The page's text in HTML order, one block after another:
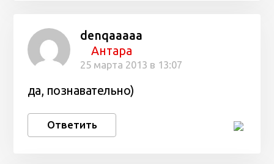
denqaaaaa
Антара
25 марта 2013 в 13:07
да, познавательно)
Ответить